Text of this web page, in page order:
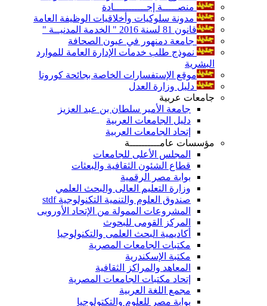
منصـــــة إجـــــــــــادة
مدونة سلوكيات وأخلاقيات الوظيفة العامة
قانون 81 لسنة 2016 " الخدمة المدنيــة "
جامعة دمنهور في عيون الصحافة
نموذج طلب خدمات الإدارة العامة للموارد
البشرية
موقع الإستفسارات الخاصة بجائحة كورونا
دليل وزارة العدل
جامعات عربية
جامعة الأمير سلطان بن عبد العزيز
دليل الجامعات العربية
إتحاد الجامعات العربية
مؤسسات عامــــــــــة
المجلس الأعلى للجامعات
قطاع الشئون الثقافية والبعثات
بوابة مصر الرقمية
وزارة التعليم العالى والبحث العلمي
صندوق العلوم والتنمية التكنولوجية stdf
المشروعات الممولة من الإتحاد الأوروبى
المركز القومى للبحوث
أكاديمية البحث العلمى والتكنولوجيا
مكتبات الجامعات المصرية
مكتبة الإسكندرية
المعاهد والمراكز الثقافية
إتحاد مكتبات الجامعات المصرية
مجمع اللغة العربية
بوابة مصر للعلوم والتكتولوجيا